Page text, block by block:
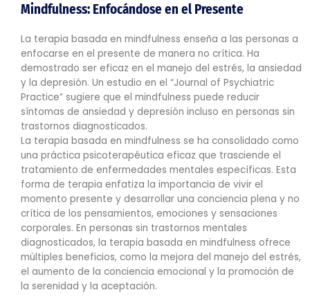
Mindfulness: Enfocándose en el Presente
La terapia basada en mindfulness enseña a las personas a
enfocarse en el presente de manera no crítica. Ha
demostrado ser eficaz en el manejo del estrés, la ansiedad
y la depresión. Un estudio en el “Journal of Psychiatric
Practice” sugiere que el mindfulness puede reducir
síntomas de ansiedad y depresión incluso en personas sin
trastornos diagnosticados.
La terapia basada en mindfulness se ha consolidado como
una práctica psicoterapéutica eficaz que trasciende el
tratamiento de enfermedades mentales específicas. Esta
forma de terapia enfatiza la importancia de vivir el
momento presente y desarrollar una conciencia plena y no
crítica de los pensamientos, emociones y sensaciones
corporales. En personas sin trastornos mentales
diagnosticados, la terapia basada en mindfulness ofrece
múltiples beneficios, como la mejora del manejo del estrés,
el aumento de la conciencia emocional y la promoción de
la serenidad y la aceptación.